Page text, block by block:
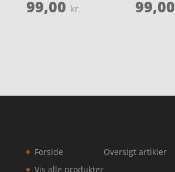
99,00 kr. 99,00
Forside
Vis alle produkter
Oversigt artikler